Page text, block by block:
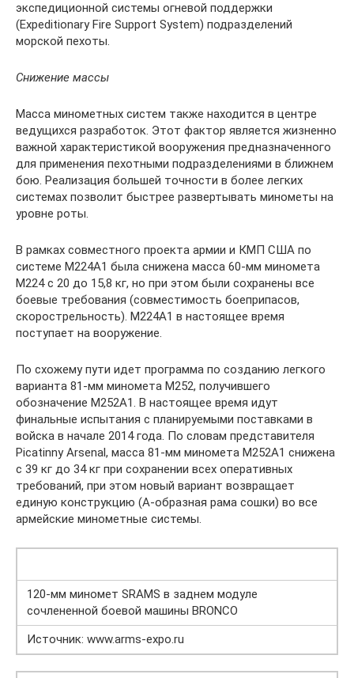
экспедиционной системы огневой поддержки
(Expeditionary Fire Support System) подразделений
морской пехоты.
Снижение массы
Масса минометных систем также находится в центре
ведущихся разработок. Этот фактор является жизненно
важной характеристикой вооружения предназначенного
для применения пехотными подразделениями в ближнем
бою. Реализация большей точности в более легких
системах позволит быстрее развертывать минометы на
уровне роты.
В рамках совместного проекта армии и КМП США по
системе M224A1 была снижена масса 60-мм миномета
M224 с 20 до 15,8 кг, но при этом были сохранены все
боевые требования (совместимость боеприпасов,
скорострельность). M224A1 в настоящее время
поступает на вооружение.
По схожему пути идет программа по созданию легкого
варианта 81-мм миномета M252, получившего
обозначение M252A1. В настоящее время идут
финальные испытания с планируемыми поставками в
войска в начале 2014 года. По словам представителя
Picatinny Arsenal, масса 81-мм миномета M252A1 снижена
с 39 кг до 34 кг при сохранении всех оперативных
требований, при этом новый вариант возвращает
единую конструкцию (A-образная рама сошки) во все
армейские минометные системы.
120-мм миномет SRAMS в заднем модуле
сочлененной боевой машины BRONCO
Источник: www.arms-expo.ru